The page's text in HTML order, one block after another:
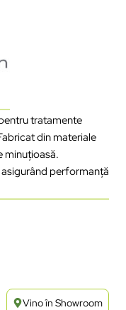
tratamente
din materiale
minuțioasă.
performanță
Vino în Showroom